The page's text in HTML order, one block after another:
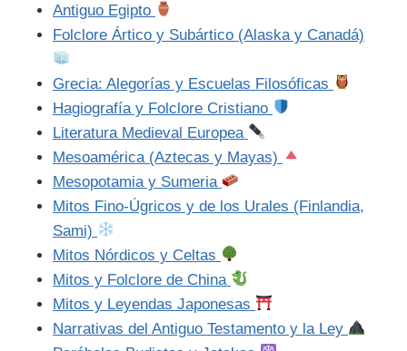
Antiguo Egipto
Folclore Ártico y Subártico (Alaska y Canadá)
Grecia: Alegorías y Escuelas Filosóficas
Hagiografía y Folclore Cristiano
Literatura Medieval Europea
Mesoamérica (Aztecas y Mayas)
Mesopotamia y Sumeria
Mitos Fino-Úgricos y de los Urales (Finlandia,
Sami)
Mitos Nórdicos y Celtas
Mitos y Folclore de China
Mitos y Leyendas Japonesas
Narrativas del Antiguo Testamento y la Ley